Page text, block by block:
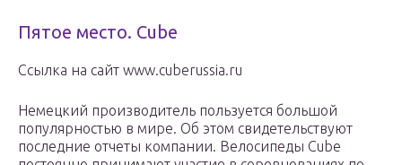
Пятое место. Cube
Ссылка на сайт www.cuberussia.ru
Немецкий производитель пользуется большой
популярностью в мире. Об этом свидетельствуют
последние отчеты компании. Велосипеды Cube